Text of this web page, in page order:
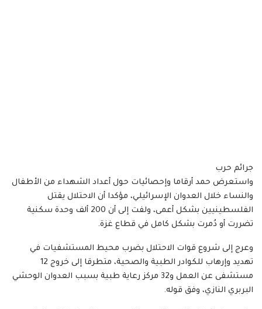
جرائم حرب
واستعرض حمد أرقاما وإحصائيات حول أعداد الشهداء من الأطفال
والنساء خلال العدوان الإسرائيلي، مؤكدا أن الاحتلال يقتل
الفلسطينيين بشكل أعمى، ولفت إلى أن 200 ألف وحدة سكنية
تضررت أو دُمرت بشكل كامل في قطاع غزة.
وعرج إلى شروع قوات الاحتلال بضرب محيط المستشفيات في
تهديد وإرهاب للكوادر الطبية والصحية، متطرقا إلى خروج 12
مستشفى عن العمل و32 مركز رعاية طبية بسبب العدوان الوحشي
البربري النازي، وفق قوله.